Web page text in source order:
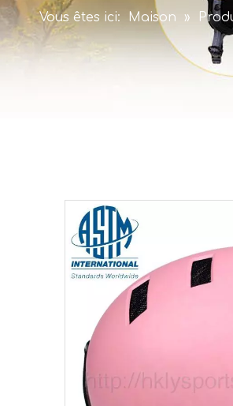
Vous êtes ici: Maison »